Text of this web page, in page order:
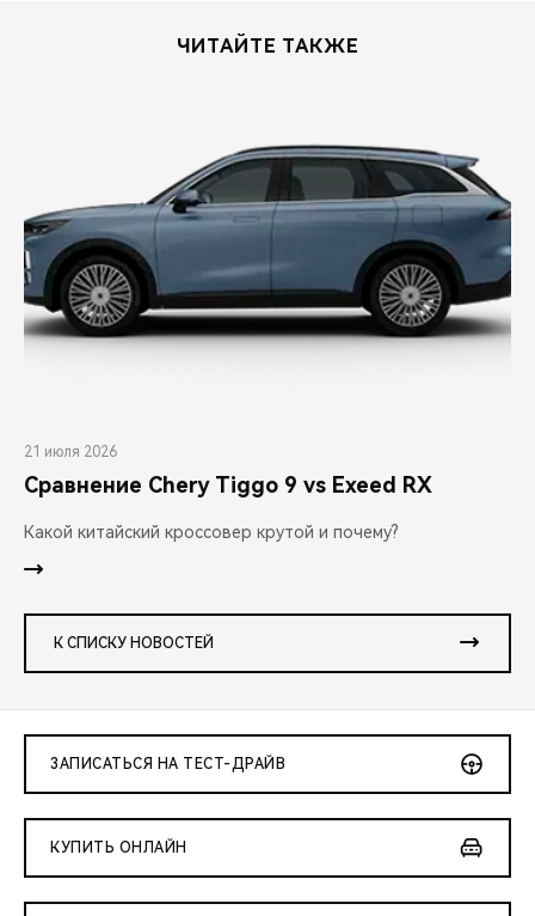
ЧИТАЙТЕ ТАКЖЕ
21 июля 2026
Сравнение Chery Tiggo 9 vs Exeed RX
Какой китайский кроссовер крутой и почему?
К СПИСКУ НОВОСТЕЙ
ЗАПИСАТЬСЯ НА ТЕСТ-ДРАЙВ
КУПИТЬ ОНЛАЙН